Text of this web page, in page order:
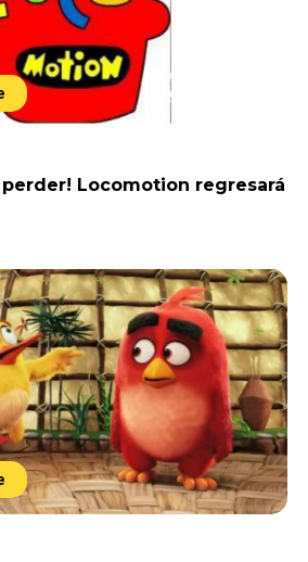
perder! Locomotion regresará